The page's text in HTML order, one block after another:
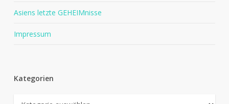
Asiens letzte GEHEIMnisse
Impressum
Kategorien
Kategorien